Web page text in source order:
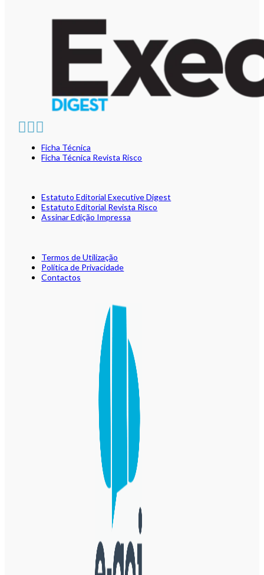
Ficha Técnica
Ficha Técnica Revista Risco
Estatuto Editorial Executive Digest
Estatuto Editorial Revista Risco
Assinar Edição Impressa
Termos de Utilização
Política de Privacidade
Contactos